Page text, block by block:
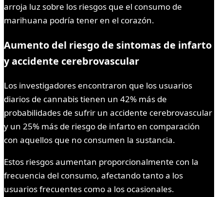
arroja luz sobre los riesgos que el consumo de
marihuana podría tener en el corazón.
Aumento del riesgo de sintomas de infarto
y accidente cerebrovascular
Los investigadores encontraron que los usuarios
diarios de cannabis tienen un 42% más de
probabilidades de sufrir un accidente cerebrovascular
y un 25% más de riesgo de infarto en comparación
con aquellos que no consumen la sustancia.
Estos riesgos aumentan proporcionalmente con la
frecuencia del consumo, afectando tanto a los
usuarios frecuentes como a los ocasionales.